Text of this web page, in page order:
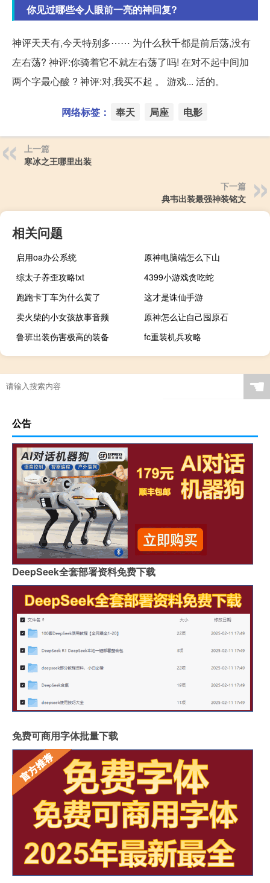
你见过哪些令人眼前一亮的神回复?
神评天天有,今天特别多⋯⋯ 为什么秋千都是前后荡,没有
左右荡? 神评:你骑着它不就左右荡了吗! 在对不起中间加
两个字最心酸 ? 神评:对,我买不起 。 游戏... 活的。
网络标签： 奉天 局座 电影
上一篇
寒冰之王哪里出装
下一篇
典韦出装最强神装铭文
相关问题
启用oa办公系统
原神电脑端怎么下山
综太子养歪攻略txt
4399小游戏贪吃蛇
跑跑卡丁车为什么黄了
这才是诛仙手游
卖火柴的小女孩故事音频
原神怎么让自己囤原石
鲁班出装伤害极高的装备
fc重装机兵攻略
☚
公告
DeepSeek全套部署资料免费下载
免费可商用字体批量下载